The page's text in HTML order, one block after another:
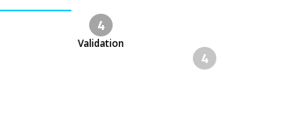
4
Validation
4